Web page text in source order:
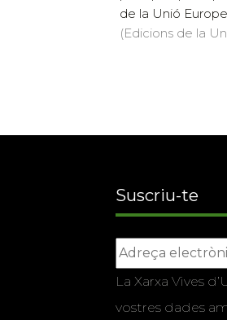
de la Unió
(Edicions de la
Suscriu-te
La Xarxa Vives
vostres dades